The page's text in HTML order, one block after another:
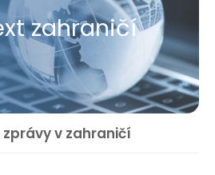
zahraničí
v zahraničí